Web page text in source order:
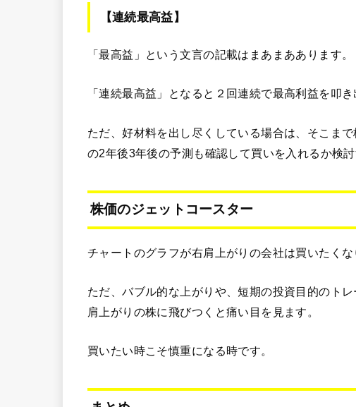
【連続最高益】
「最高益」という文言の記載はまあまああります。
「連続最高益」となると２回連続で最高利益を叩
ただ、好材料を出し尽くしている場合は、そこま
の2年後3年後の予測も確認して買いを入れるか検討
株価のジェットコースター
チャートのグラフが右肩上がりの会社は買いたくな
ただ、バブル的な上がりや、短期の投資目的のト
肩上がりの株に飛びつくと痛い目を見ます。
買いたい時こそ慎重になる時です。